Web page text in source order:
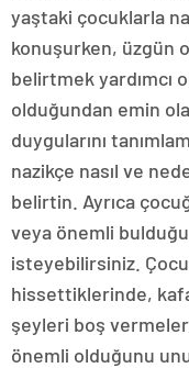
yaştaki çocuklarla
konuşurken, üzgün
belirtmek yardımcı
olduğundan emin
duygularını
nazikçe nasıl ve
belirtin. Ayrıca
veya önemli
isteyebilirsiniz.
hissettiklerinde,
şeyleri boş
önemli olduğunu